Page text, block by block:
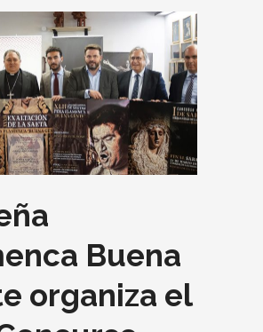
Buena
organiza el